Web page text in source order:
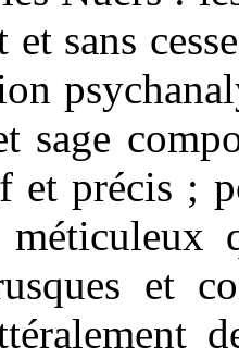
et sans
sage
et précis ;
et